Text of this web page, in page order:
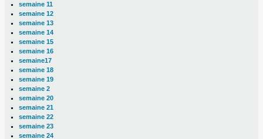
semaine 11
semaine 12
semaine 13
semaine 14
semaine 15
semaine 16
semaine17
semaine 18
semaine 19
semaine 2
semaine 20
semaine 21
semaine 22
semaine 23
semaine 24